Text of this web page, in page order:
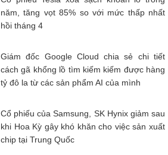
năm, tăng vọt 85% so với mức thấp nhất
hồi tháng 4
Giám đốc Google Cloud chia sẻ chi tiết
cách gã khổng lồ tìm kiếm kiếm được hàng
tỷ đô la từ các sản phẩm AI của mình
Cổ phiếu của Samsung, SK Hynix giảm sau
khi Hoa Kỳ gây khó khăn cho việc sản xuất
chip tại Trung Quốc